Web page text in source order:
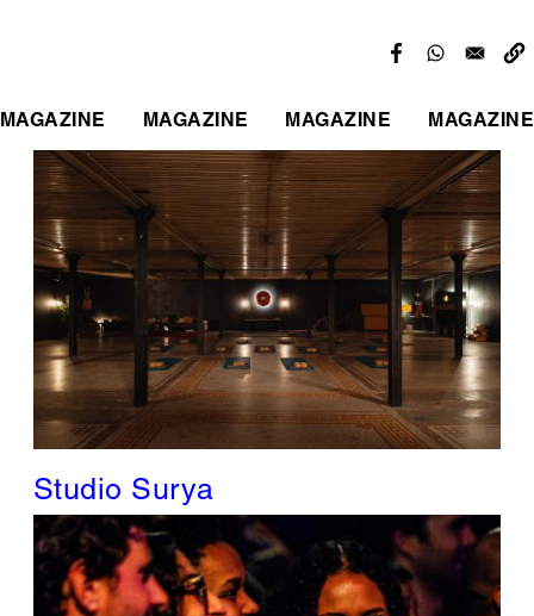
MAGAZINE MAGAZINE MAGAZINE MAGAZINE
Studio Surya